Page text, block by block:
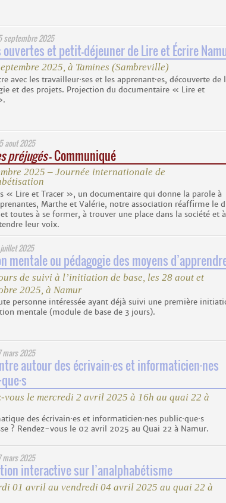
septembre 2025
ouvertes et petit-déjeuner de Lire et Écrire
2025, à Tamines (Sambreville)
avec les travailleur·ses et les apprenant·es, découverte de
et des projets. Projection du documentaire « Lire et
aout 2025
préjugés– Communiqué
2025 – Journée internationale de
« Lire et Tracer », un documentaire qui donne la parole à
Marthe et Valérie, notre association réaffirme le
toutes à se former, à trouver une place dans la société et
leur voix.
juillet 2025
mentale ou pédagogie des moyens
de suivi à l’initiation de base, les 28 aout et
2025, à Namur
personne intéressée ayant déjà suivi une première
mentale (module de base de 3 jours).
mars 2025
autour des écrivain·es et informaticien·nes
que·s
vous le mercredi 2 avril 2025 à 16h au quai 22 à
des écrivain·es et informaticien·nes public·que·s
? Rendez-vous le 02 avril 2025 au Quai 22 à Namur.
mars 2025
interactive sur l’analphabétisme
01 avril au vendredi 04 avril 2025 au quai 22 à